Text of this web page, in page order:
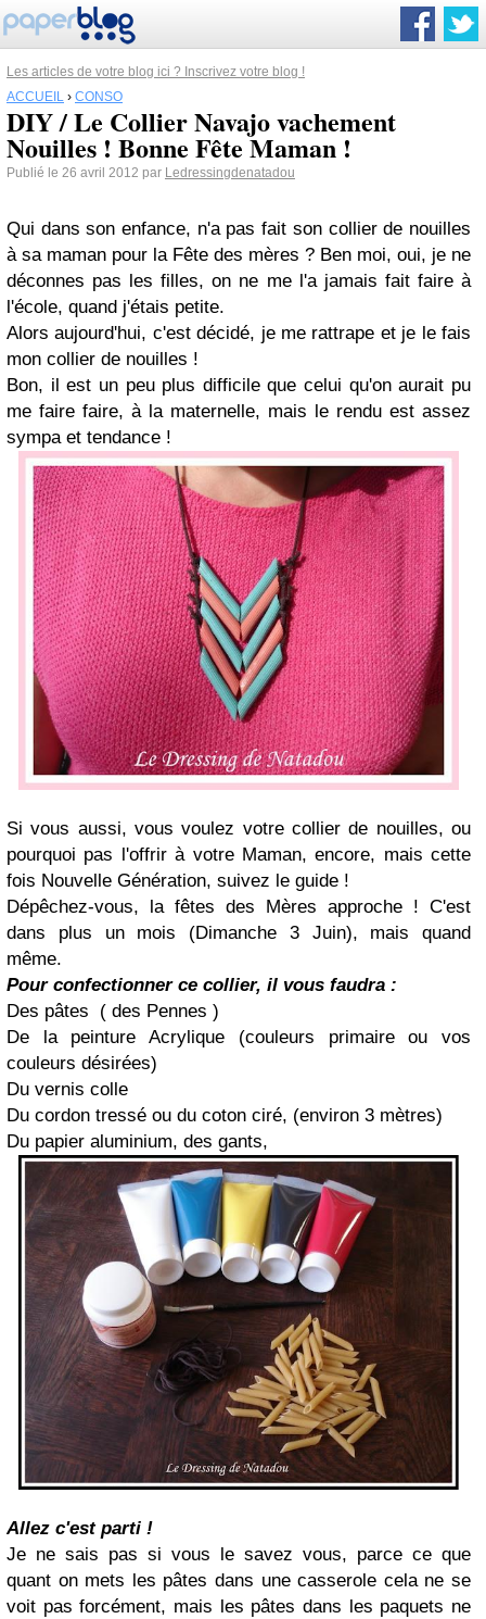
Les articles de votre blog ici ? Inscrivez votre blog !
ACCUEIL › CONSO
DIY / Le Collier Navajo vachement
Nouilles ! Bonne Fête Maman !
Publié le 26 avril 2012 par Ledressingdenatadou
Qui dans son enfance, n'a pas fait son collier de nouilles
à sa maman pour la Fête des mères ? Ben moi, oui, je ne
déconnes pas les filles, on ne me l'a jamais fait faire à
l'école, quand j'étais petite.
Alors aujourd'hui, c'est décidé, je me rattrape et je le fais
mon collier de nouilles !
Bon, il est un peu plus difficile que celui qu'on aurait pu
me faire faire, à la maternelle, mais le rendu est assez
sympa et tendance !
Si vous aussi, vous voulez votre collier de nouilles, ou
pourquoi pas l'offrir à votre Maman, encore, mais cette
fois Nouvelle Génération, suivez le guide !
Dépêchez-vous, la fêtes des Mères approche ! C'est
dans plus un mois (Dimanche 3 Juin), mais quand
même.
Pour confectionner ce collier, il vous faudra :
Des pâtes ( des Pennes )
De la peinture Acrylique (couleurs primaire ou vos
couleurs désirées)
Du vernis colle
Du cordon tressé ou du coton ciré, (environ 3 mètres)
Du papier aluminium, des gants,
Allez c'est parti !
Je ne sais pas si vous le savez vous, parce ce que
quant on mets les pâtes dans une casserole cela ne se
voit pas forcément, mais les pâtes dans les paquets ne